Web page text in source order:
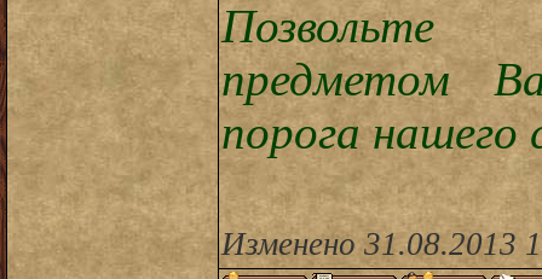
Позвольте
предметом
порога нашего
Изменено 31.08.2013